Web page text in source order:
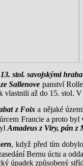
stol. savojskými
Sallenove panství
vlastnili až do 15. stol.
z Foixa nějaké
Francie a proto
Amadeus z Viry, pán z
, když před tím
Bernu úctu a
úpadek způsobený